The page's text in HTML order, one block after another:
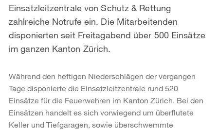
Einsatzleitzentrale von Schutz & Rettung
zahlreiche Notrufe ein. Die Mitarbeitenden
disponierten seit Freitagabend über 500 Einsätze
im ganzen Kanton Zürich.
Während den heftigen Niederschlägen der vergangen
Tage disponierte die Einsatzleitzentrale rund 520
Einsätze für die Feuerwehren im Kanton Zürich. Bei den
Einsätzen handelt es sich vorwiegend um überflutete
Keller und Tiefgaragen, sowie überschwemmte